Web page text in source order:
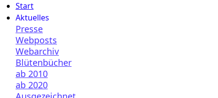
Start
Aktuelles
Presse
Webposts
Webarchiv
Blütenbücher
ab 2010
ab 2020